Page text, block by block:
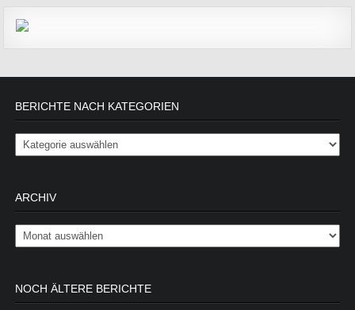
BERICHTE NACH KATEGORIEN
Berichte nach Kategorien
ARCHIV
Archiv
NOCH ÄLTERE BERICHTE